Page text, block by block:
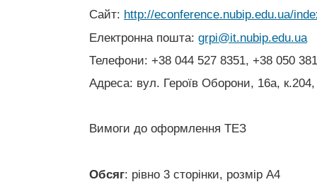
Сайт: http://econference.nubip.edu.ua/
Електронна пошта: grpi@it.nubip.edu.ua
Телефони: +38 044 527 8351, +38 050
Адреса: вул. Героїв Оборони, 16а,
Вимоги до оформлення ТЕЗ
Обсяг: рівно 3 сторінки, розмір А4